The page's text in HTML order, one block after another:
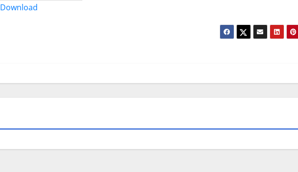
Download